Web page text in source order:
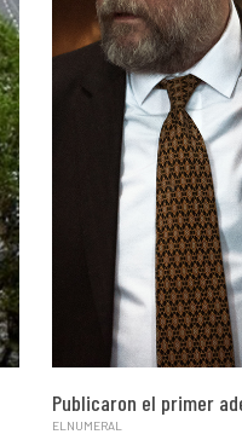
Publicaron el primer
ELNUMERAL